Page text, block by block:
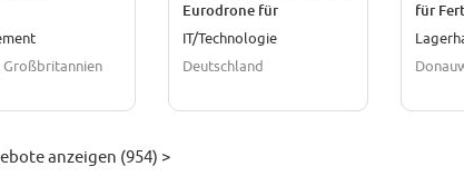
Großbritannien
Eurodrone für
Bodenunterstützungssysteme
IT/Technologie
Deutschland
für
anzeigen (954) >